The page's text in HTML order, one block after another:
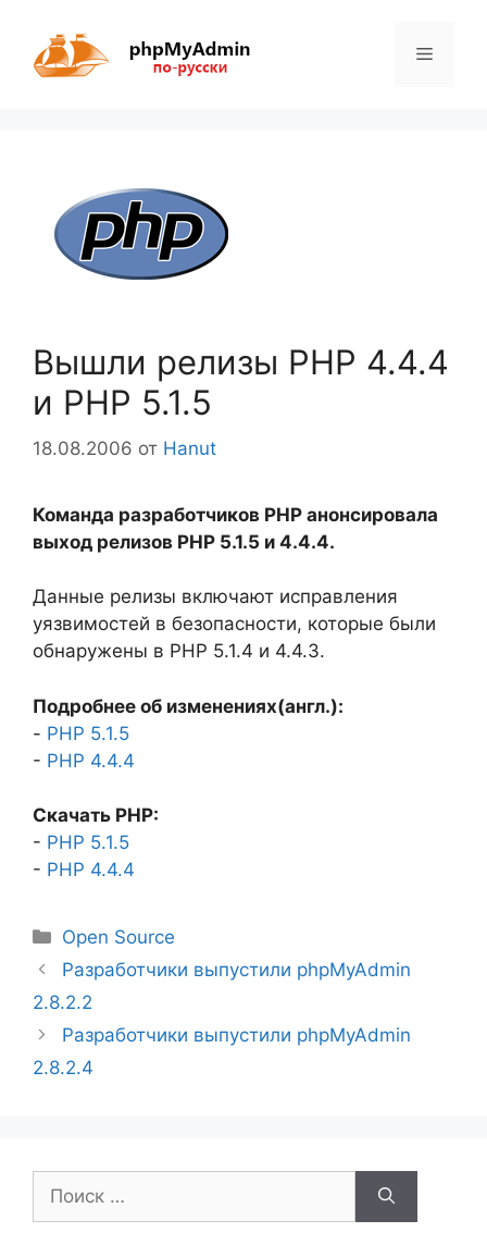
содержимому
Меню
Вышли релизы PHP 4.4.4
и PHP 5.1.5
18.08.2006 от Hanut
Команда разработчиков PHP анонсировала
выход релизов PHP 5.1.5 и 4.4.4.
Данные релизы включают исправления
уязвимостей в безопасности, которые были
обнаружены в PHP 5.1.4 и 4.4.3.
Подробнее об изменениях(англ.):
- PHP 5.1.5
- PHP 4.4.4
Скачать PHP:
- PHP 5.1.5
- PHP 4.4.4
Рубрики
Open Source
Разработчики выпустили phpMyAdmin
2.8.2.2
Разработчики выпустили phpMyAdmin
2.8.2.4
Поиск: